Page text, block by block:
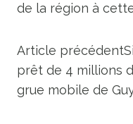
de la région à
Article précédent
prêt de 4 millions
grue mobile de